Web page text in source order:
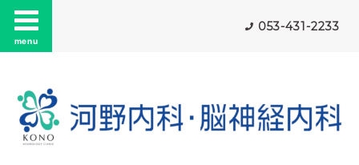
menu
053-431-2233